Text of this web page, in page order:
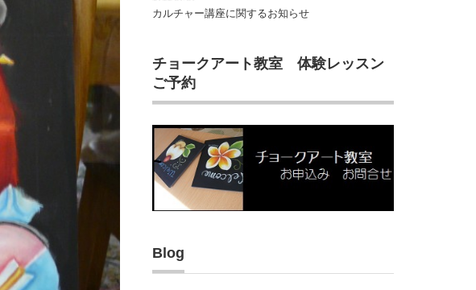
カルチャー講座に関するお知らせ
チョークアート教室 体験レッスン
ご予約
Blog